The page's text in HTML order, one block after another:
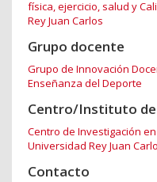
física, ejercicio, salud y
Rey Juan Carlos
Grupo docente
Grupo de Innovación
Enseñanza del Deporte
Centro/Instituto
Centro de Investigación
Universidad Rey Juan
Contacto